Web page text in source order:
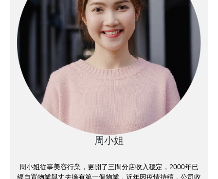
周小姐
周小姐從事美容行業，更開了三間分店收入穩定，2000年已
經自置物業與丈夫擁有第一個物業，近年因疫情持續，公司收